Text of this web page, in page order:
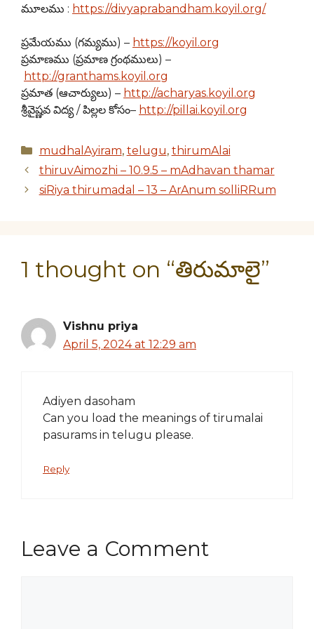
మూలము : https://divyaprabandham.koyil.org/
ప్రమేయము (గమ్యము) – https://koyil.org
ప్రమాణము (ప్రమాణ గ్రంథములు) –
http://granthams.koyil.org
ప్రమాత (ఆచార్యులు) – http://acharyas.koyil.org
శ్రీవైష్ణవ విద్య / పిల్లల కోసం– http://pillai.koyil.org
Categories
mudhalAyiram, telugu, thirumAlai
thiruvAimozhi – 10.9.5 – mAdhavan thamar
siRiya thirumadal – 13 – ArAnum solliRRum
1 thought on “తిరుమాలై”
Vishnu priya
April 5, 2024 at 12:29 am
Adiyen dasoham
Can you load the meanings of tirumalai
pasurams in telugu please.
Reply
Leave a Comment